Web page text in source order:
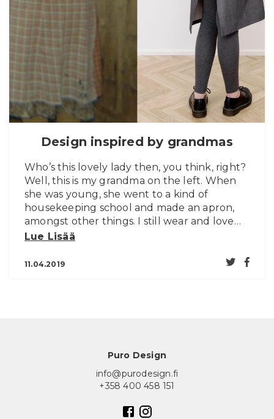
Design inspired by grandmas
Who’s this lovely lady then, you think, right?
Well, this is my grandma on the left. When
she was young, she went to a kind of
housekeeping school and made an apron,
amongst other things. I still wear and love…
Lue Lisää
11.04.2019
Puro Design
info@purodesign.fi
+358 400 458 151